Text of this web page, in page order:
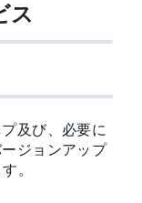
ス
及び、必要に
ジョンアップ
。